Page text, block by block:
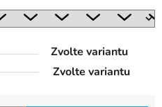
Zvolte variantu
Zvolte variantu